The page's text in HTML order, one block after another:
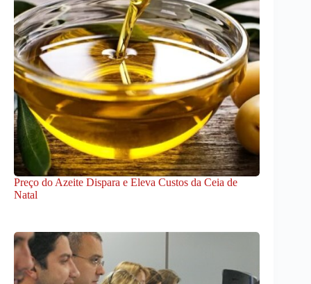
Preço do Azeite Dispara e Eleva Custos da Ceia de
Natal